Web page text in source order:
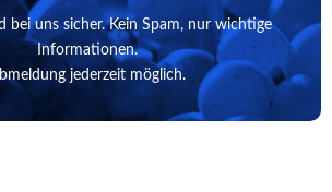
bei uns sicher. Kein Spam, nur wichtige
Informationen.
jederzeit möglich.